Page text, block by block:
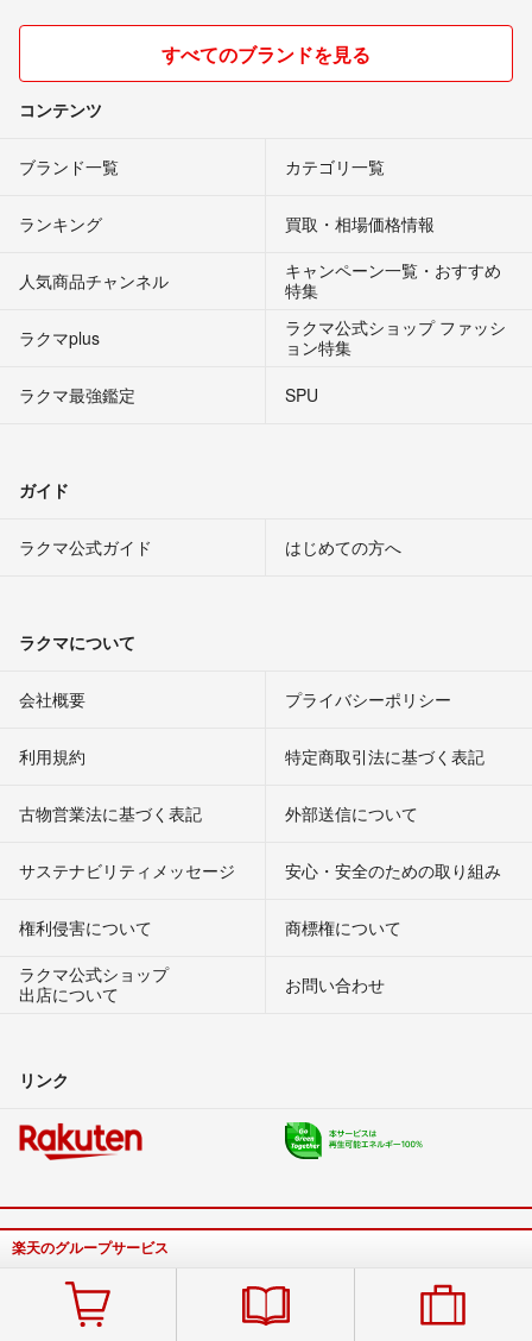
すべてのブランドを見る
コンテンツ
ブランド一覧 カテゴリ一覧
ランキング 買取・相場価格情報
人気商品チャンネル
キャンペーン一覧・おすすめ
特集
ラクマplus
ラクマ公式ショップ ファッシ
ョン特集
ラクマ最強鑑定
SPU
ガイド
ラクマ公式ガイド はじめての方へ
ラクマについて
会社概要 プライバシーポリシー
利用規約 特定商取引法に基づく表記
古物営業法に基づく表記 外部送信について
サステナビリティメッセージ 安心・安全のための取り組み
権利侵害について
商標権について
ラクマ公式ショップ
出店について
お問い合わせ
リンク
楽天のグループサービス